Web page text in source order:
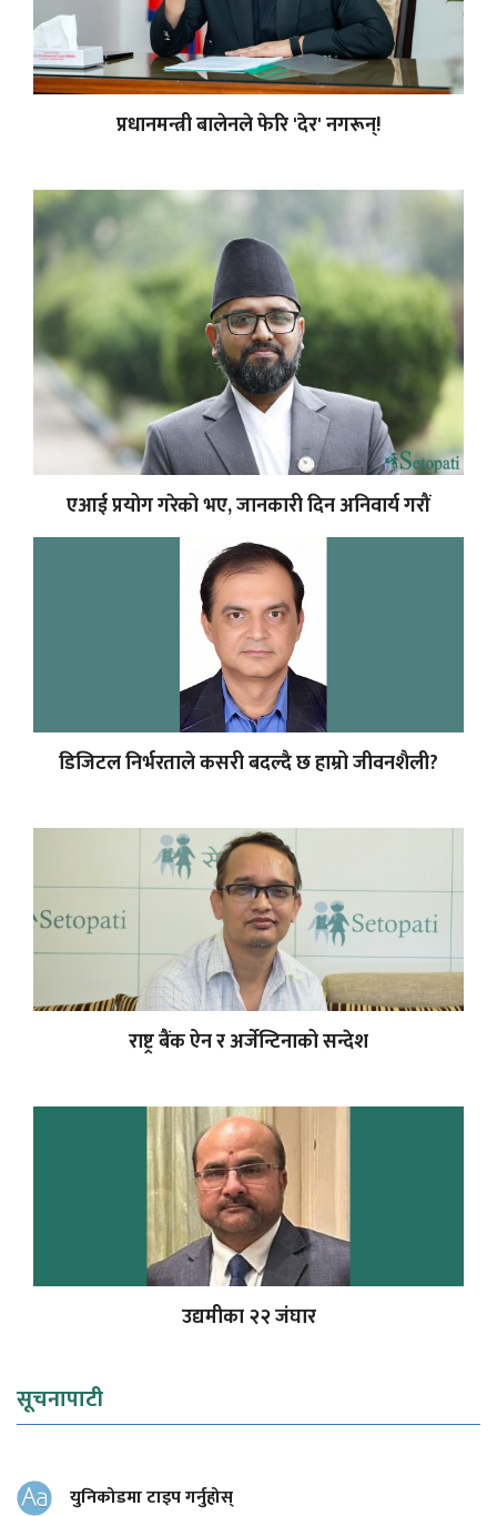
प्रधानमन्त्री बालेनले फेरि 'देर' नगरून्!
एआई प्रयोग गरेको भए, जानकारी दिन अनिवार्य गरौं
डिजिटल निर्भरताले कसरी बदल्दै छ हाम्रो जीवनशैली?
राष्ट्र बैंक ऐन र अर्जेन्टिनाको सन्देश
उद्यमीका २२ जंघार
सूचनापाटी
युनिकोडमा टाइप गर्नुहोस्